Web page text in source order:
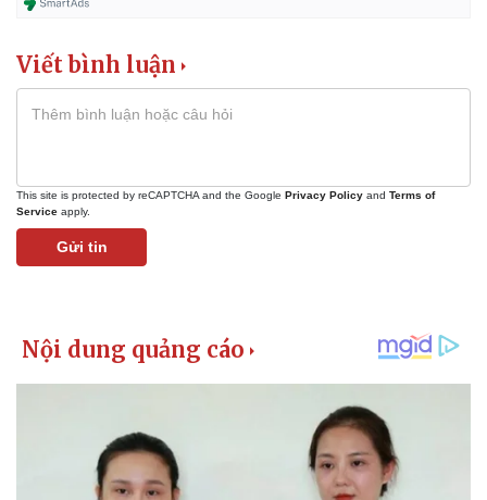
Viết bình luận
This site is protected by reCAPTCHA and the Google Privacy Policy and Terms of
Service apply.
Gửi tin